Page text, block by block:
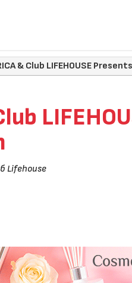
& Club LIFEHOUSE
Lifehouse